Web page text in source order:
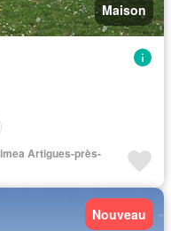
Maison
Artigues-près-
Nouveau